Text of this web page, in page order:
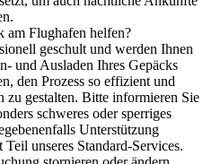
am Flughafen helfen?
geschult und werden Ihnen
und Ausladen Ihres Gepäcks
den Prozess so effizient und
gestalten. Bitte informieren Sie
schweres oder sperriges
Unterstützung
unseres Standard-Services.